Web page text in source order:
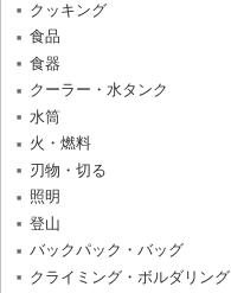
クッキング
食品
食器
クーラー・水タンク
水筒
火・燃料
刃物・切る
照明
登山
バックパック・バッグ
クライミング・ボルダリング